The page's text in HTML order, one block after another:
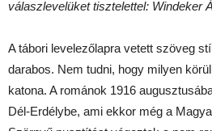
válaszlevelüket tisztelettel: Windeker
A tábori levelezőlapra vetett szöveg
darabos. Nem tudni, hogy milyen
katona. A románok 1916
Dél-Erdélybe, ami ekkor még a